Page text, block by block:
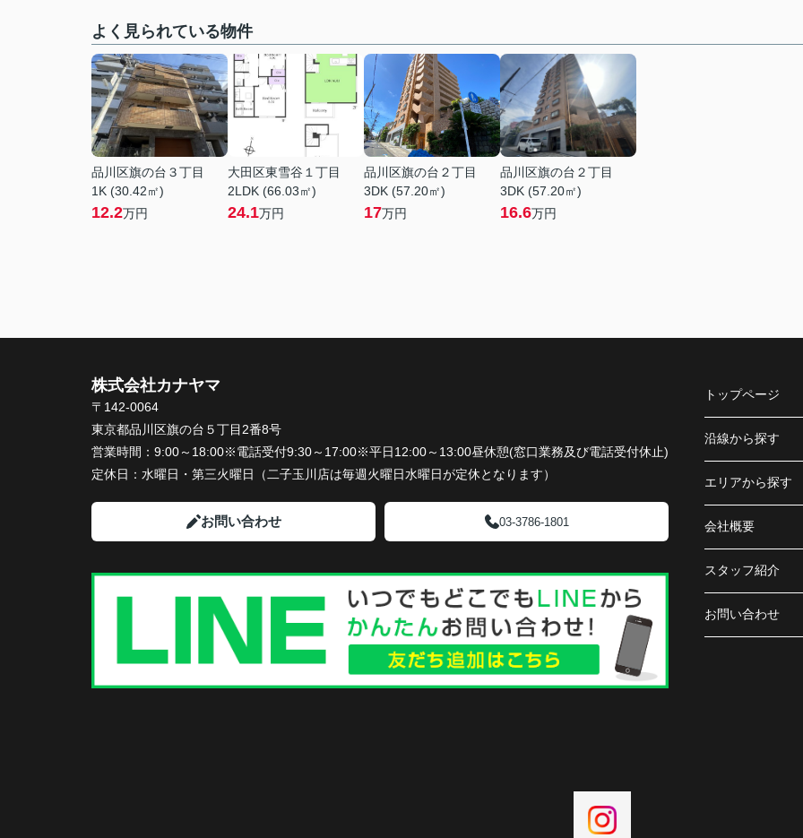
よく見られている物件
品川区旗の台３丁目
1K (30.42㎡)
12.2万円
大田区東雪谷１丁目
2LDK (66.03㎡)
24.1万円
品川区旗の台２丁目
3DK (57.20㎡)
17万円
品川区旗の台２丁目
3DK (57.20㎡)
16.6万円
株式会社カナヤマ
〒142-0064
東京都品川区旗の台５丁目2番8号
営業時間： 9:00～18:00※電話受付9:30～17:00※平日12:00～13:00昼休憩(窓口業務及び電話受付休止)
定休日： 水曜日・第三火曜日（二子玉川店は毎週火曜日水曜日が定休となります）
お問い合わせ 03-3786-1801
トップページ
沿線から探す
エリアから探す
会社概要
スタッフ紹介
お問い合わせ